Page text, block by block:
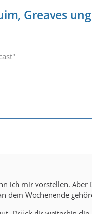
Greaves
ich mir vorstellen.
dem Wochenende